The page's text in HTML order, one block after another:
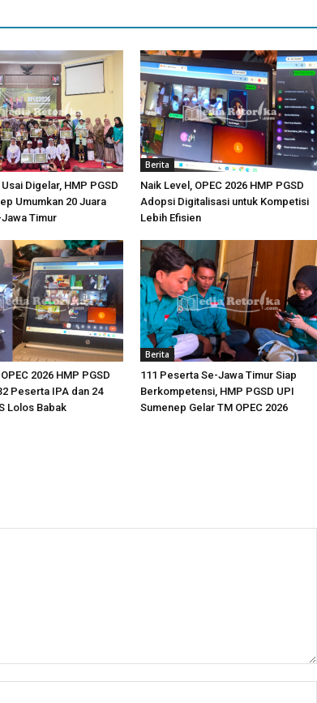
Usai Digelar, HMP PGSD
Umumkan 20 Juara
Timur
Berita
Naik Level, OPEC 2026 HMP PGSD
Adopsi Digitalisasi untuk Kompetisi
Lebih Efisien
2026 HMP PGSD
Peserta IPA dan 24
Lolos Babak
Berita
111 Peserta Se-Jawa Timur Siap
Berkompetensi, HMP PGSD UPI
Sumenep Gelar TM OPEC 2026